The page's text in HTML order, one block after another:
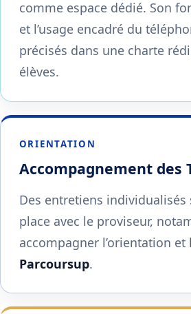
comme espace dédié. Son
et l’usage encadré du
précisés dans une charte
élèves.
ORIENTATION
Accompagnement des
Des entretiens individualisés
place avec le proviseur,
accompagner l’orientation
Parcoursup.